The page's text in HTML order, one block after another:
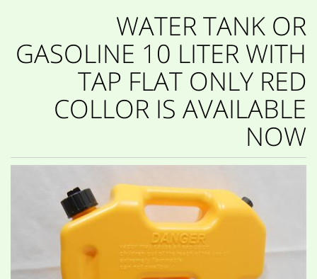
WATER TANK OR
GASOLINE 10 LITER WITH
TAP FLAT ONLY RED
COLLOR IS AVAILABLE
NOW